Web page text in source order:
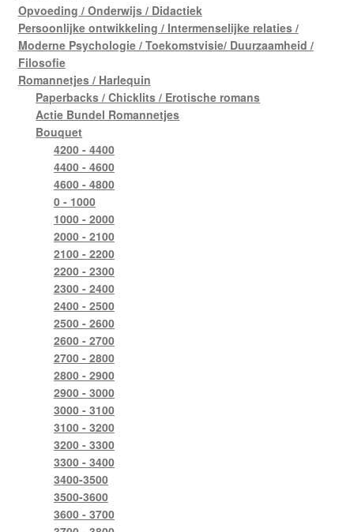
Opvoeding / Onderwijs / Didactiek
Persoonlijke ontwikkeling / Intermenselijke relaties /
Moderne Psychologie / Toekomstvisie/ Duurzaamheid /
Filosofie
Romannetjes / Harlequin
Paperbacks / Chicklits / Erotische romans
Actie Bundel Romannetjes
Bouquet
4200 - 4400
4400 - 4600
4600 - 4800
0 - 1000
1000 - 2000
2000 - 2100
2100 - 2200
2200 - 2300
2300 - 2400
2400 - 2500
2500 - 2600
2600 - 2700
2700 - 2800
2800 - 2900
2900 - 3000
3000 - 3100
3100 - 3200
3200 - 3300
3300 - 3400
3400-3500
3500-3600
3600 - 3700